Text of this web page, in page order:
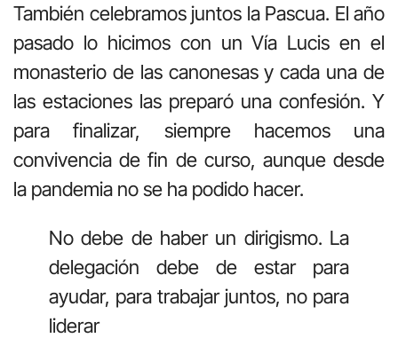
También celebramos juntos la Pascua. El año
pasado lo hicimos con un Vía Lucis en el
monasterio de las canonesas y cada una de
las estaciones las preparó una confesión. Y
para finalizar, siempre hacemos una
convivencia de fin de curso, aunque desde
la pandemia no se ha podido hacer.
No debe de haber un dirigismo. La
delegación debe de estar para
ayudar, para trabajar juntos, no para
liderar